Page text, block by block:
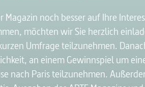
Magazin noch besser auf Ihre
möchten wir Sie herzlich
Umfrage teilzunehmen.
an einem Gewinnspiel um
nach Paris teilzunehmen.